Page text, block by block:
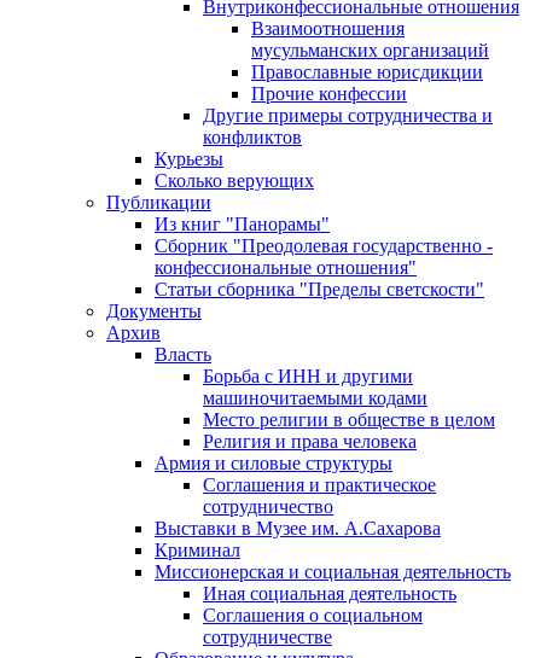
Внутриконфессиональные отношения
Взаимоотношения
мусульманских организаций
Православные юрисдикции
Прочие конфессии
Другие примеры сотрудничества и
конфликтов
Курьезы
Сколько верующих
Публикации
Из книг "Панорамы"
Сборник "Преодолевая государственно -
конфессиональные отношения"
Статьи сборника "Пределы светскости"
Документы
Архив
Власть
Борьба с ИНН и другими
машиночитаемыми кодами
Место религии в обществе в целом
Религия и права человека
Армия и силовые структуры
Соглашения и практическое
сотрудничество
Выставки в Музее им. А.Сахарова
Криминал
Миссионерская и социальная деятельность
Иная социальная деятельность
Соглашения о социальном
сотрудничестве